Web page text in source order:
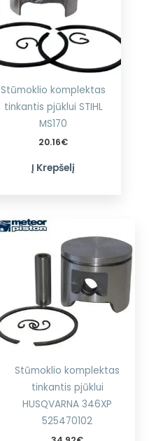
Stūmoklio komplektas
tinkantis pjūklui STIHL
MS170
20.16€
Į Krepšelį
Stūmoklio komplektas
tinkantis pjūklui
HUSQVARNA 346XP
525470102